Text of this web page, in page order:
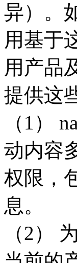
异）。
用基于
用产品
提供这
（1）
动内容
权限，
息。
（2）